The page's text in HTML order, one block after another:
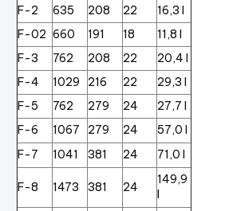
F-2
635 208 22
16,3 l
F-02 660 191 18
11,8 l
F-3
762 208 22
20,4 l
F-4
1029 216 22
29,3 l
F-5
762 279 24
27,7 l
F-6
1067 279 24
57,0 l
F-7
1041 381 24 71,0 l
F-8 1473 381 24
149,9